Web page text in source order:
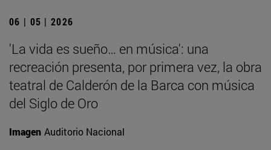
06 | 05 | 2026
'La vida es sueño… en música': una
recreación presenta, por primera vez, la obra
teatral de Calderón de la Barca con música
del Siglo de Oro
Imagen Auditorio Nacional